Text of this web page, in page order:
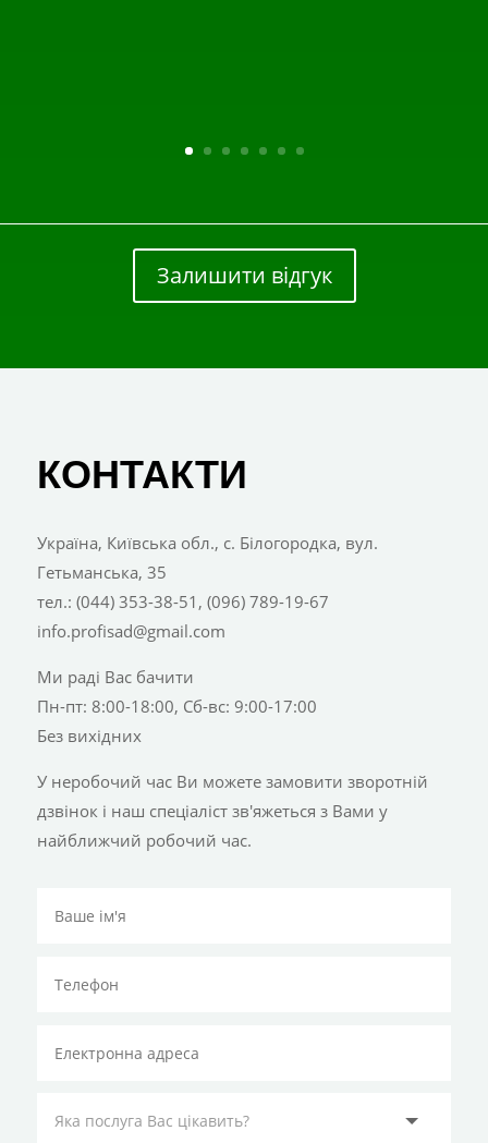
Залишити відгук
КОНТАКТИ
Україна, Київська обл., с. Білогородка, вул.
Гетьманська, 35
тел.: (044) 353-38-51, (096) 789-19-67
info.profisad@gmail.com
Ми раді Вас бачити
Пн-пт: 8:00-18:00, Сб-вс: 9:00-17:00
Без вихідних
У неробочий час Ви можете замовити зворотній
дзвінок і наш спеціаліст зв'яжеться з Вами у
найближчий робочий час.